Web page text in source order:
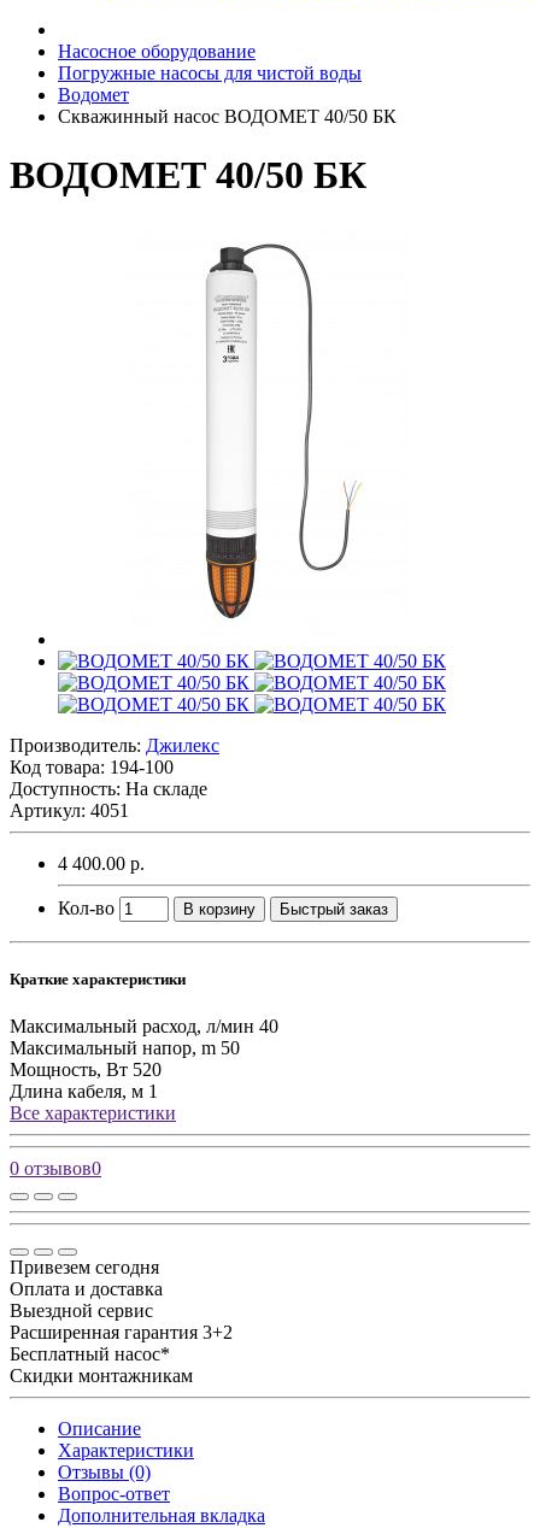
Насосное оборудование
Погружные насосы для чистой воды
Водомет
Скважинный насос ВОДОМЕТ 40/50 БК
ВОДОМЕТ 40/50 БК
Производитель: Джилекс
Код товара: 194-100
Доступность: На складе
Артикул: 4051
4 400.00 р.
Кол-во В корзину Быстрый заказ
Краткие характеристики
Максимальный расход, л/мин 40
Максимальный напор, m 50
Мощность, Вт 520
Длина кабеля, м 1
Все характеристики
0 отзывов0
Привезем сегодня
Оплата и доставка
Выездной сервис
Расширенная гарантия 3+2
Бесплатный насос*
Скидки монтажникам
Описание
Характеристики
Отзывы (0)
Вопрос-ответ
Дополнительная вкладка